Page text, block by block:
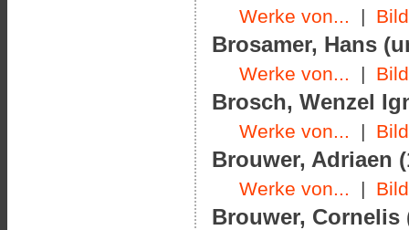
Werke von... |
Brosamer, Hans
Werke von... |
Brosch, Wenzel
Werke von... |
Brouwer, Adriaen
Werke von... |
Brouwer, Cornelis